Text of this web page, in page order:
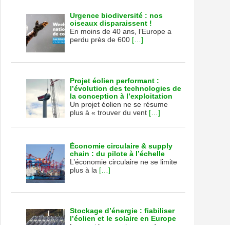
Urgence biodiversité : nos
oiseaux disparaissent !
En moins de 40 ans, l’Europe a
perdu près de 600 […]
Projet éolien performant :
l’évolution des technologies de
la conception à l’exploitation
Un projet éolien ne se résume
plus à « trouver du vent […]
Économie circulaire & supply
chain : du pilote à l’échelle
L’économie circulaire ne se limite
plus à la […]
Stockage d’énergie : fiabiliser
l’éolien et le solaire en Europe